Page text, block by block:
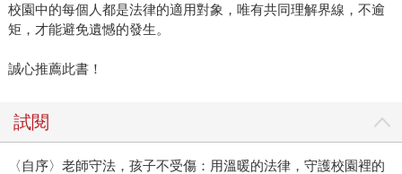
校園中的每個人都是法律的適用對象，唯有共同理解界線，不逾
矩，才能避免遺憾的發生。
誠心推薦此書！
試閱
〈自序〉老師守法，孩子不受傷：用溫暖的法律，守護校園裡的